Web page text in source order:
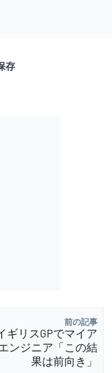
存
前の記事
ギリスGPでマイア
ンジニア「この結
果は前向き」